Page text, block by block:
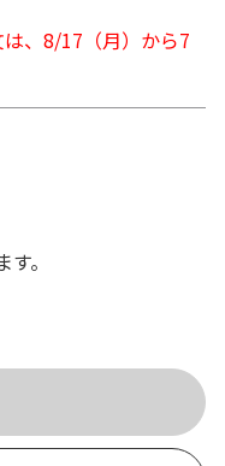
、8/17（月）から7
。